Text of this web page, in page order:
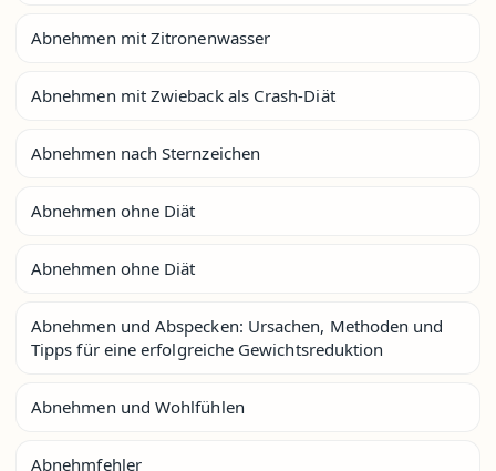
Abnehmen mit Zitronenwasser
Abnehmen mit Zwieback als Crash-Diät
Abnehmen nach Sternzeichen
Abnehmen ohne Diät
Abnehmen ohne Diät
Abnehmen und Abspecken: Ursachen, Methoden und
Tipps für eine erfolgreiche Gewichtsreduktion
Abnehmen und Wohlfühlen
Abnehmfehler